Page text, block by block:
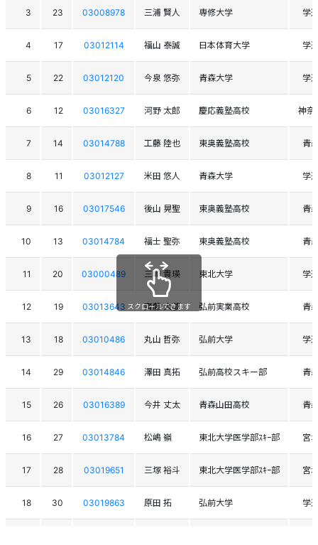
3 23 03008978 三浦 賢人 専修大学 学
4 17 03012114 福山 泰誠 日本体育大学 学
5 22 03012120 今泉 悠弥 青森大学 学
6 12 03016327 河野 太郎 慶応義塾高校 神奈
7 14 03014788 工藤 陸也 東奥義塾高校 青
8 11 03012127 米田 悠人 青森大学 学
9 16 03017546 後山 晃聖 東奥義塾高校 青
10 13 03014784 福士 聖弥 東奥義塾高校 青
11 20 03000489 三崎 貴瑛 東北大学 学
12 19 03013643 齊藤 大夢 弘前実業高校 青
13 18 03010486 丸山 哲弥 弘前大学 学
14 29 03014846 澤田 真拓 弘前高校スキー部 青
15 26 03016389 今井 丈太 青森山田高校 青
16 27 03013784 松嶋 嶺 東北大学医学部ｽｷｰ部 宮
17 28 03019651 三塚 裕斗 東北大学医学部ｽｷｰ部 宮
18 30 03019863 原田 拓 弘前大学 学
スクロールできます